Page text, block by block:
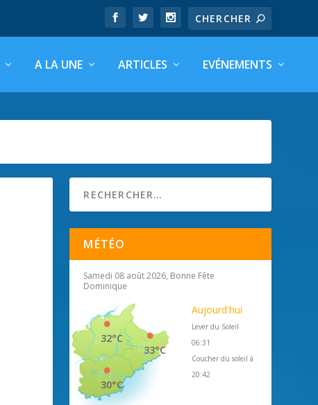
A LA UNE ARTICLES EVÉNEMENTS
MÉTÉO
Samedi 08 août 2026, Bonne Fête
Dominique
33°C
32°C
30°C
Aujourd'hui
Lever du Soleil
06:31
Coucher du soleil à
20:42